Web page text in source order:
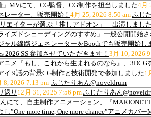
」MVにて、CG監督、CG制作を担当しました4月
レーター、販売開始！ 4月 25, 2026 8:50 am ふじ
エイターが選ぶ「推しアドオン」 出演しました
イズドシェーディングのすすめ」一般公開開始さ
ャル線路ジェネレーターをBoothでも販売開始し
2026 SS 参加させていただきます！ 3月 10, 2026
ニメ『もし、これから生まれるのなら』、3DCG
イ 9話の背景CG制作と技術開発で参加しました1
8, 2026 7:13 pm ふじたりあん@noveldrum
返り 12月 31, 2025 7:56 pm ふじたりあん
にて、自主制作アニメーション、『
し”One more time, One more chance”アニメカバ